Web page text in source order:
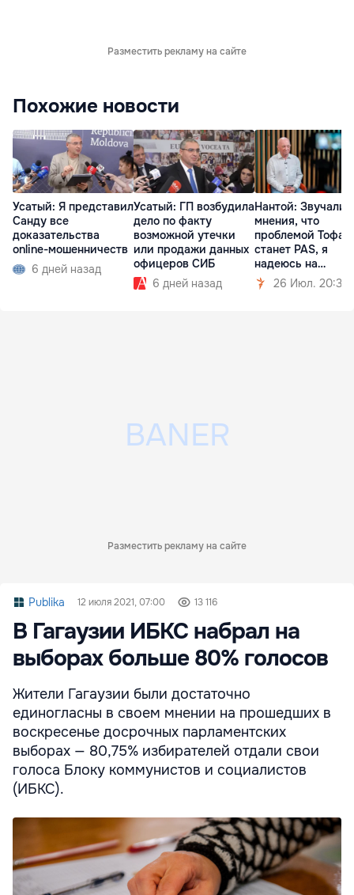
Разместить рекламу на сайте
Похожие новости
Усатый: Я представил
Санду все
доказательства
online-мошенничеств
6 дней назад
Усатый: ГП возбудила
дело по факту
возможной утечки
или продажи данных
офицеров СИБ
6 дней назад
Нантой: Звучали
мнения, что
проблемой
станет PAS, я
надеюсь на
ответственность
26 Июл. 20:30
Разместить рекламу на сайте
Publika 12 июля 2021, 07:00 13 116
В Гагаузии ИБКС набрал на
выборах больше 80% голосов
Жители Гагаузии были достаточно
единогласны в своем мнении на прошедших в
воскресенье досрочных парламентских
выборах — 80,75% избирателей отдали свои
голоса Блоку коммунистов и социалистов
(ИБКС).